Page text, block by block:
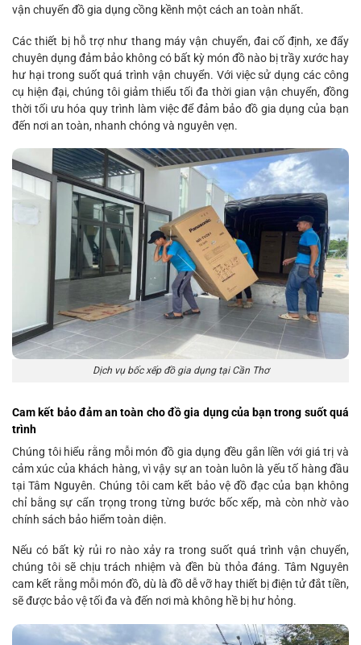
vận chuyển đồ gia dụng cồng kềnh một cách an toàn nhất.
Các thiết bị hỗ trợ như thang máy vận chuyển, đai cố định, xe đẩy
chuyên dụng đảm bảo không có bất kỳ món đồ nào bị trầy xước hay
hư hại trong suốt quá trình vận chuyển. Với việc sử dụng các công
cụ hiện đại, chúng tôi giảm thiểu tối đa thời gian vận chuyển, đồng
thời tối ưu hóa quy trình làm việc để đảm bảo đồ gia dụng của bạn
đến nơi an toàn, nhanh chóng và nguyên vẹn.
Dịch vụ bốc xếp đồ gia dụng tại Cần Thơ
Cam kết bảo đảm an toàn cho đồ gia dụng của bạn trong suốt quá
trình
Chúng tôi hiểu rằng mỗi món đồ gia dụng đều gắn liền với giá trị và
cảm xúc của khách hàng, vì vậy sự an toàn luôn là yếu tố hàng đầu
tại Tâm Nguyên. Chúng tôi cam kết bảo vệ đồ đạc của bạn không
chỉ bằng sự cẩn trọng trong từng bước bốc xếp, mà còn nhờ vào
chính sách bảo hiểm toàn diện.
Nếu có bất kỳ rủi ro nào xảy ra trong suốt quá trình vận chuyển,
chúng tôi sẽ chịu trách nhiệm và đền bù thỏa đáng. Tâm Nguyên
cam kết rằng mỗi món đồ, dù là đồ dễ vỡ hay thiết bị điện tử đắt tiền,
sẽ được bảo vệ tối đa và đến nơi mà không hề bị hư hỏng.